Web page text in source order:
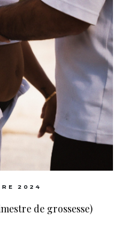
2024
de grossesse)